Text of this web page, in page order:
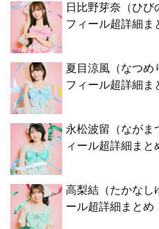
日比野芽奈（ひび
フィール超詳細ま
夏目涼風（なつめ
フィール超詳細ま
永松波留（ながま
ィール超詳細まと
高梨結（たかなし
ール超詳細まとめ